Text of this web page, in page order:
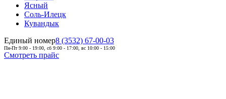
Ясный
Соль-Илецк
Кувандык
Единый номер8 (3532) 67-00-03
Пн-Пт 9:00 - 19:00, сб 9:00 - 17:00, вс 10:00 - 15:00
Смотреть прайс